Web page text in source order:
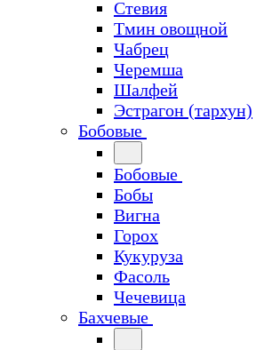
Стевия
Тмин овощной
Чабрец
Черемша
Шалфей
Эстрагон (тархун)
Бобовые
Бобовые
Бобы
Вигна
Горох
Кукуруза
Фасоль
Чечевица
Бахчевые